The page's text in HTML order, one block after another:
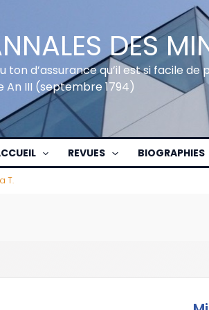
DES
ton d’assurance qu’il est si facile
An III (septembre 1794)
REVUES BIOGRAPHIES
T.